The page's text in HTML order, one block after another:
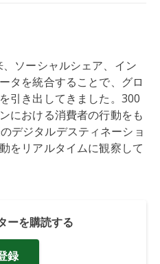
ソーシャルシェア、イン
タを統合することで、グロ
引き出してきました。300
における消費者の行動をも
デジタルデスティネーショ
をリアルタイムに観察して
ーを購読する
録